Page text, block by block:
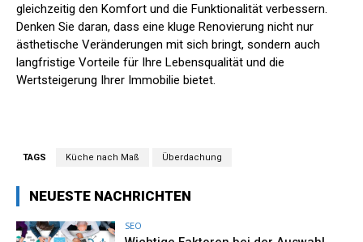
gleichzeitig den Komfort und die Funktionalität verbessern.
Denken Sie daran, dass eine kluge Renovierung nicht nur
ästhetische Veränderungen mit sich bringt, sondern auch
langfristige Vorteile für Ihre Lebensqualität und die
Wertsteigerung Ihrer Immobilie bietet.
TAGS Küche nach Maß Überdachung
NEUESTE NACHRICHTEN
SEO